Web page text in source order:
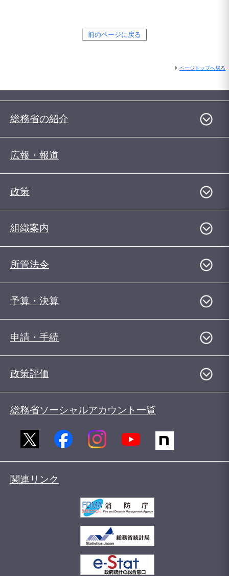
前のページに戻る
ページトップへ戻る
総務省の紹介
広報・報道
政策
組織案内
所管法令
予算・決算
申請・手続
政策評価
総務省ソーシャルアカウント一覧
関連リンク